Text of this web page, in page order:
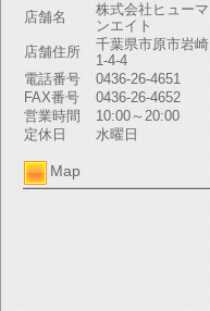
店舗名
株式会社ヒューマ
ンエイト
店舗住所
千葉県市原市岩崎
1-4-4
電話番号
0436-26-4651
FAX番号
0436-26-4652
営業時間
10:00～20:00
定休日
水曜日
Map